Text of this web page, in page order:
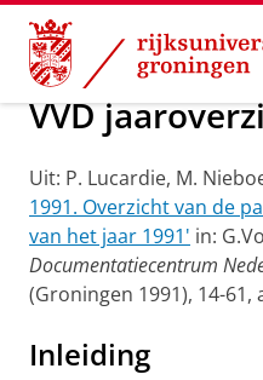
Skip
Content
Skip
Navigation
Onderzoek
VVD
Uit: P. Lucardie, M.
1991. Overzicht van de
van het jaar 1991' in:
Documentatiecentrum
(Groningen 1991), 14-61,
Inleiding